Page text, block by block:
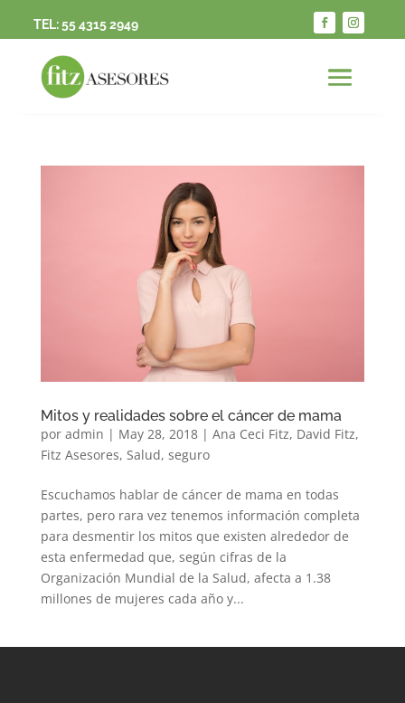
TEL:55 4315 2949
Mitos y realidades sobre el cáncer de mama
por admin | May 28, 2018| Ana Ceci Fitz, David Fitz,
Fitz Asesores, Salud, seguro
Escuchamos hablar de cáncer de mama en todas
partes, pero rara vez tenemos información completa
para desmentir los mitos que existen alrededor de
esta enfermedad que, según cifras de la
Organización Mundial de la Salud, afecta a 1.38
millones de mujeres cada año y...